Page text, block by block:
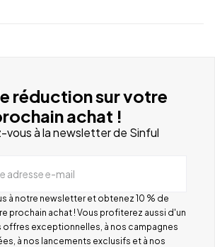
réduction sur votre
achat !
vous à la newsletter de Sinful
adresse e-mail
à notre newsletter et obtenez 10 % de
prochain achat ! Vous profiterez aussi d'un
offres exceptionnelles, à nos campagnes
à nos lancements exclusifs et à nos